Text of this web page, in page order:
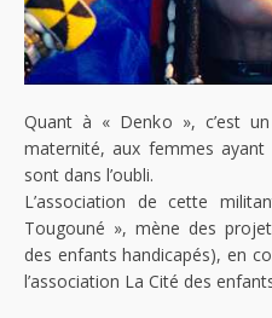
Quant à « Denko », c’est
maternité, aux femmes
sont dans l’oubli.
L’association de cette
Tougouné », mène des
des enfants handicapés), en
l’association La Cité des